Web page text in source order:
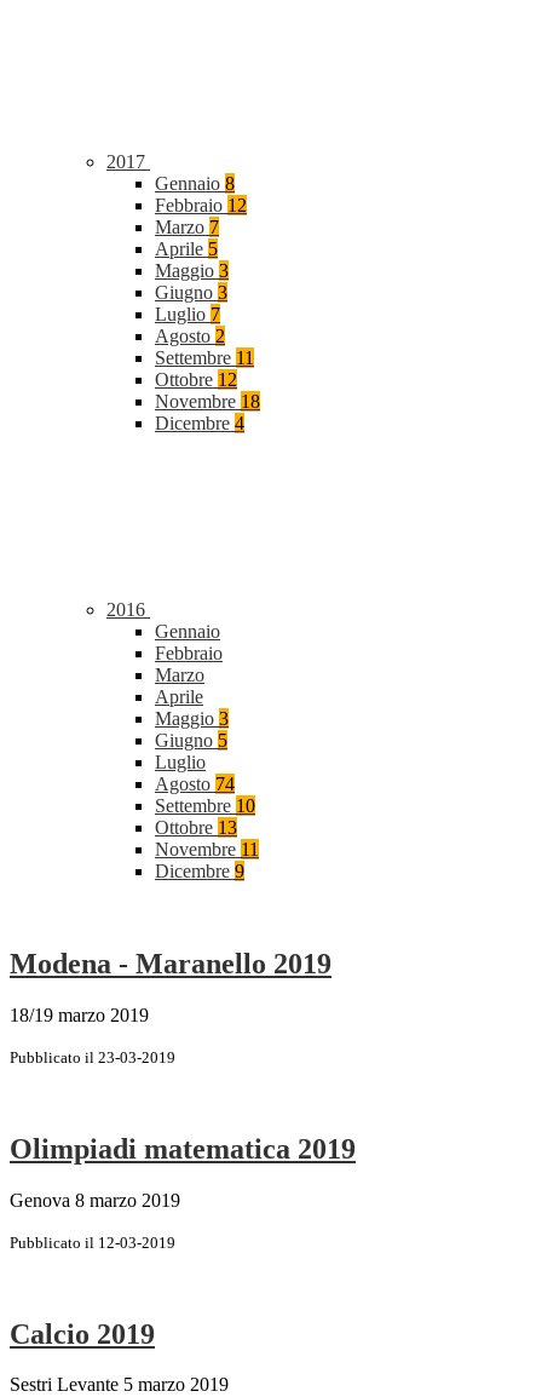
2017
Gennaio 8
Febbraio 12
Marzo 7
Aprile 5
Maggio 3
Giugno 3
Luglio 7
Agosto 2
Settembre 11
Ottobre 12
Novembre 18
Dicembre 4
2016
Gennaio
Febbraio
Marzo
Aprile
Maggio 3
Giugno 5
Luglio
Agosto 74
Settembre 10
Ottobre 13
Novembre 11
Dicembre 9
Modena - Maranello 2019
18/19 marzo 2019
Pubblicato il 23-03-2019
Olimpiadi matematica 2019
Genova 8 marzo 2019
Pubblicato il 12-03-2019
Calcio 2019
Sestri Levante 5 marzo 2019